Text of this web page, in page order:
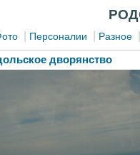
Персоналии Разное
дворянство